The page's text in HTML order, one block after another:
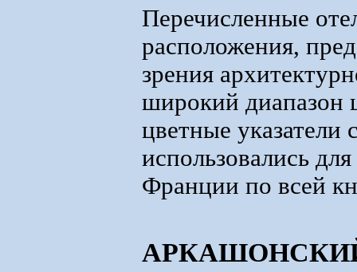
Перечисленные
расположения,
зрения
широкий диапазон
цветные указатели
использовались
Франции по всей